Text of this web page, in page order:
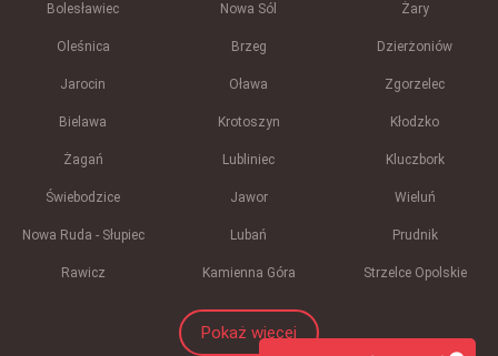
Bolesławiec Nowa Sól Żary
Oleśnica Brzeg Dzierżoniów
Jarocin Oława Zgorzelec
Bielawa Krotoszyn Kłodzko
Żagań Lubliniec Kluczbork
Świebodzice Jawor Wieluń
Nowa Ruda - Słupiec Lubań Prudnik
Rawicz Kamienna Góra Strzelce Opolskie
Pokaż więcej